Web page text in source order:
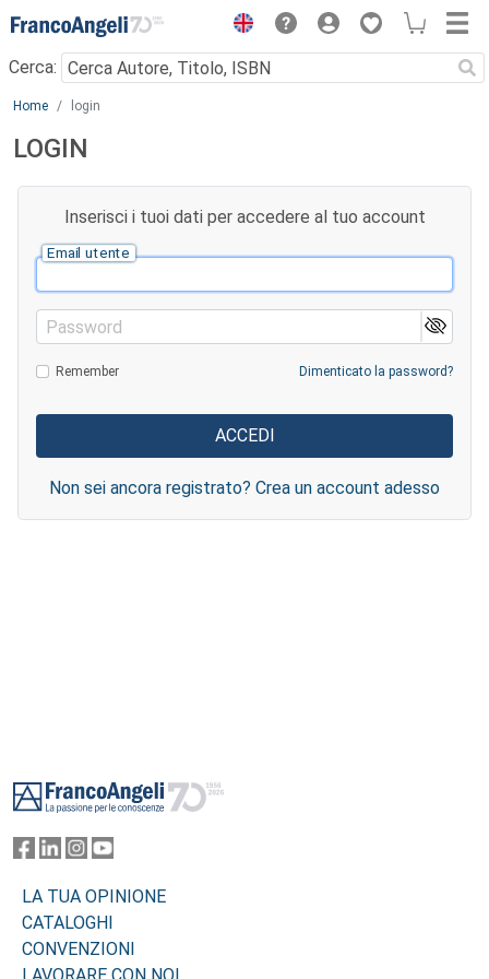
Menu
Cerca:
Main content
Home login
LOGIN
Inserisci i tuoi dati per accedere al tuo account
Email utente
Password
Remember Dimenticato la password?
Non sei ancora registrato? Crea un account adesso
LA TUA OPINIONE
CATALOGHI
CONVENZIONI